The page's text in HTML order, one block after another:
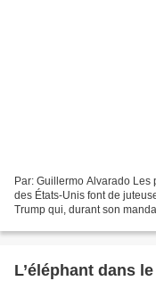
Par: Guillermo Alvarado
des États-Unis font de
Trump qui, durant son
L’éléphant dans